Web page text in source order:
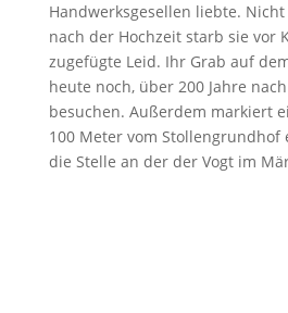
Handwerksgesellen liebte.
nach der Hochzeit starb sie vor
zugefügte Leid. Ihr Grab auf
heute noch, über 200 Jahre
besuchen. Außerdem markiert
100 Meter vom Stollengrundhof
die Stelle an der der Vogt im